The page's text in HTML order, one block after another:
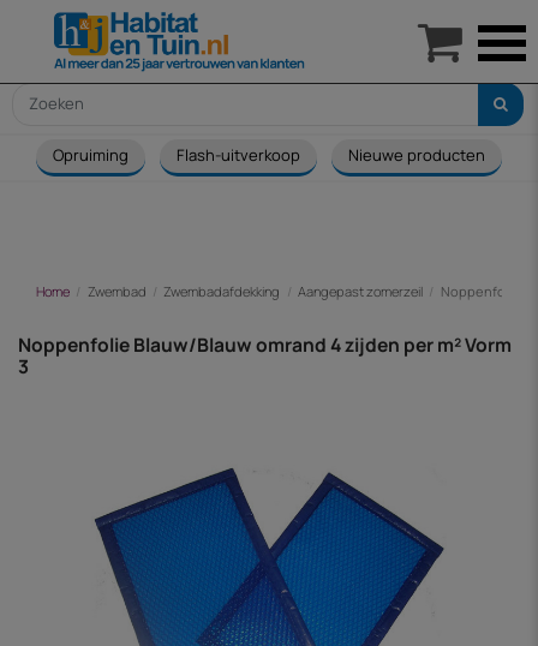
Opruiming Flash-uitverkoop Nieuwe producten
Home Zwembad Zwembadafdekking Aangepast zomerzeil Noppenfolie
Noppenfolie Blauw/Blauw omrand 4 zijden per m² Vorm
3
